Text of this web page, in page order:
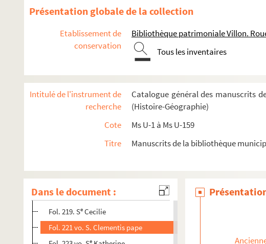
Présentation globale de la collection
Etablissement de
conservation
Bibliothèque patrimoniale Villon.
Tous les inventaires
Intitulé de l'instrument de
recherche
Catalogue général des manuscrits
(Histoire-Géographie)
Cote
Ms U-1 à Ms U-159
Titre
Manuscrits de la bibliothèque
Dans le document :
Fol. 148. S. Egidii abbatis
Fol. 171. S. Leodegarii episcopi
Fol. 173 vo. S. Dionysii et sociorum
Fol. 180 vo. « de S. Wulfranno »
Fol. 182 vo. « Revelatio S. Michaelis archangeli in monte Tumba »
Fol. 203. S. Eustachii
Fol. 214. S. Brictii episcopi
Fol. 217. S. Columbani
Fol. 219. Se Cecilie
Fol. 221 vo. S. Clementis pape
e